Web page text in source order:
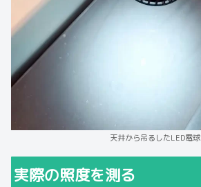
天井から吊るしたLED電球
実際の照度を測る